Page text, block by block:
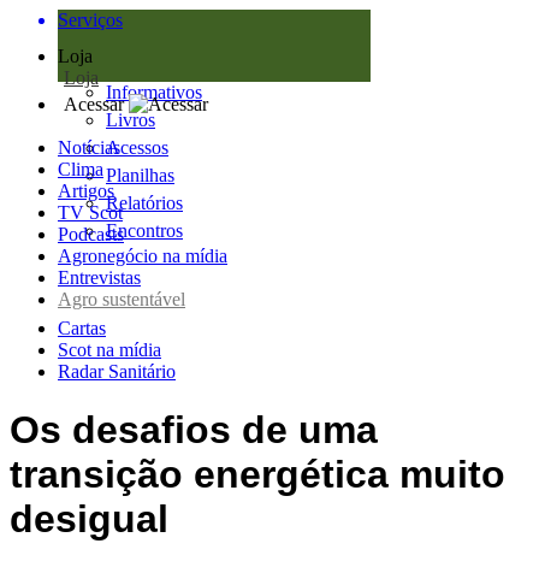
Serviços
Loja
Loja
Informativos
Livros
Acessos
Planilhas
Relatórios
Encontros
Acessar
Notícias
Clima
Artigos
TV Scot
Podcasts
Agronegócio na mídia
Entrevistas
Agro sustentável
Cartas
Scot na mídia
Radar Sanitário
Os desafios de uma
transição energética muito
desigual